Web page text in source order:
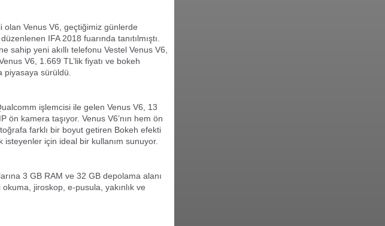
olan Venus V6, geçtiğimiz günlerde
IFA 2018 fuarında tanıtılmıştı.
sahip yeni akıllı telefonu Vestel Venus V6,
V6, 1.669 TL’lik fiyatı ve bokeh
piyasaya sürüldü.
işlemcisi ile gelen Venus V6, 13
kamera taşıyor. Venus V6’nın hem ön
farklı bir boyut getiren Bokeh efekti
için ideal bir kullanım sunuyor.
3 GB RAM ve 32 GB depolama alanı
jiroskop, e-pusula, yakınlık ve